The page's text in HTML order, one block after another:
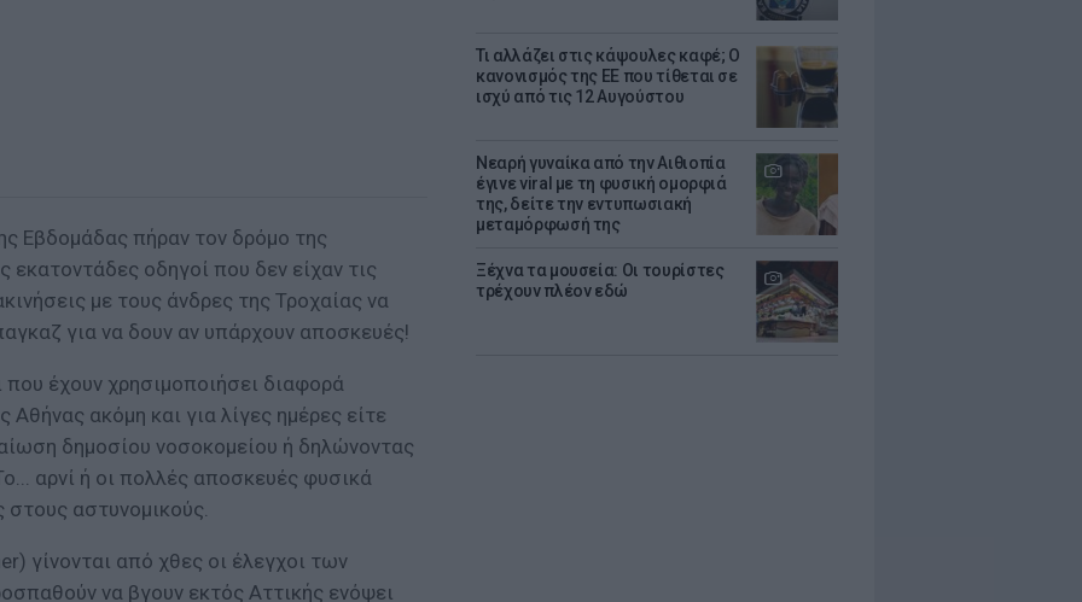
Τι αλλάζει στις κάψουλες καφέ; Ο
κανονισμός της ΕΕ που τίθεται σε
ισχύ από τις 12 Αυγούστου
Νεαρή γυναίκα από την Αιθιοπία
έγινε viral με τη φυσική ομορφιά
της, δείτε την εντυπωσιακή
μεταμόρφωσή της
Ξέχνα τα μουσεία: Οι τουρίστες
τρέχουν πλέον εδώ
Εβδομάδας πήραν τον δρόμο της
εκατοντάδες οδηγοί που δεν είχαν τις
με τους άνδρες της Τροχαίας να
για να δουν αν υπάρχουν αποσκευές!
που έχουν χρησιμοποιήσει διαφορά
ακόμη και για λίγες ημέρες είτε
δημοσίου νοσοκομείου ή δηλώνοντας
αρνί ή οι πολλές αποσκευές φυσικά
στους αστυνομικούς.
γίνονται από χθες οι έλεγχοι των
να βγουν εκτός Αττικής ενόψει